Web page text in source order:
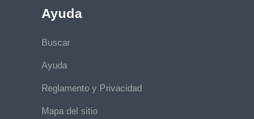
Ayuda
Buscar
Ayuda
Reglamento y Privacidad
Mapa del sitio